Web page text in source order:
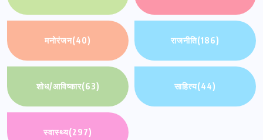
मनोरंजन(40) राजनीति(186)
शोध/आविष्कार(63) साहित्य(44)
स्वास्थ्य(297)